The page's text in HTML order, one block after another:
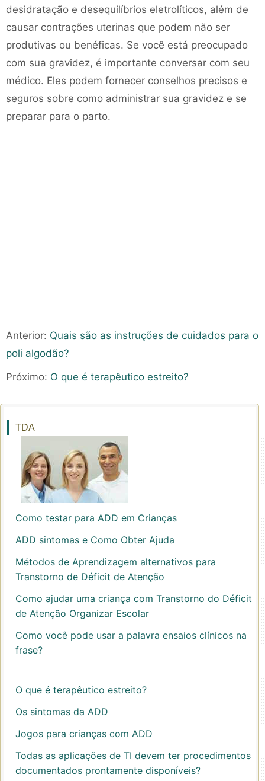
desidratação e desequilíbrios eletrolíticos, além de
causar contrações uterinas que podem não ser
produtivas ou benéficas. Se você está preocupado
com sua gravidez, é importante conversar com seu
médico. Eles podem fornecer conselhos precisos e
seguros sobre como administrar sua gravidez e se
preparar para o parto.
Anterior: Quais são as instruções de cuidados para o
poli algodão?
Próximo: O que é terapêutico estreito?
TDA
Como testar para ADD em Crianças
ADD sintomas e Como Obter Ajuda
Métodos de Aprendizagem alternativos para
Transtorno de Déficit de Atenção
Como ajudar uma criança com Transtorno do Déficit
de Atenção Organizar Escolar
Como você pode usar a palavra ensaios clínicos na
frase?
O que é terapêutico estreito?
Os sintomas da ADD
Jogos para crianças com ADD
Todas as aplicações de TI devem ter procedimentos
documentados prontamente disponíveis?